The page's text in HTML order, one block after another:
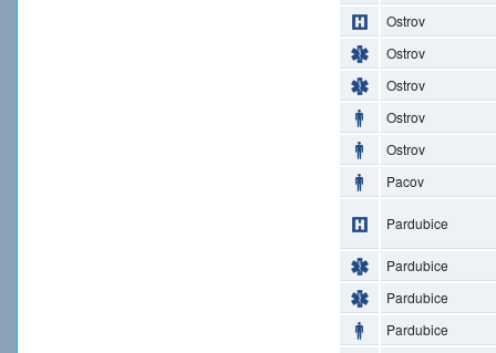
Ostrov
Ostrov
Ostrov
Ostrov
Ostrov
Pacov
Pardubice
Pardubice
Pardubice
Pardubice